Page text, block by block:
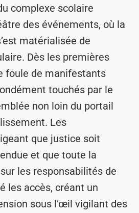
complexe scolaire
des événements, où la
matérialisée de
Dès les premières
foule de manifestants
touchés par le
non loin du portail
Les
que justice soit
et que toute la
les responsabilités de
les accès, créant un
sous l’œil vigilant des